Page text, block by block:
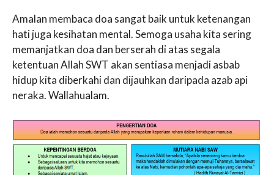
Amalan membaca doa sangat baik untuk ketenangan
hati juga kesihatan mental. Semoga usaha kita sering
memanjatkan doa dan berserah di atas segala
ketentuan Allah SWT akan sentiasa menjadi asbab
hidup kita diberkahi dan dijauhkan daripada azab api
neraka. Wallahualam.